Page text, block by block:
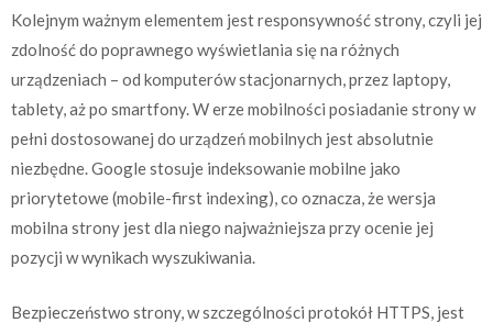
Kolejnym ważnym elementem jest responsywność strony, czyli jej
zdolność do poprawnego wyświetlania się na różnych
urządzeniach – od komputerów stacjonarnych, przez laptopy,
tablety, aż po smartfony. W erze mobilności posiadanie strony w
pełni dostosowanej do urządzeń mobilnych jest absolutnie
niezbędne. Google stosuje indeksowanie mobilne jako
priorytetowe (mobile-first indexing), co oznacza, że wersja
mobilna strony jest dla niego najważniejsza przy ocenie jej
pozycji w wynikach wyszukiwania.
Bezpieczeństwo strony, w szczególności protokół HTTPS, jest